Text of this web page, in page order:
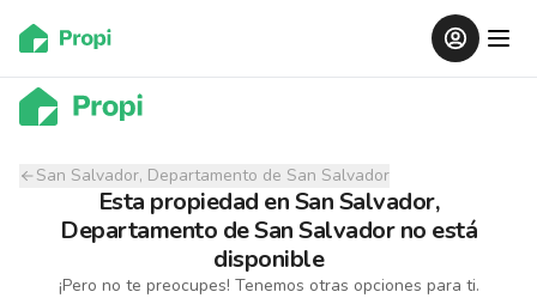
San Salvador, Departamento de San Salvador
Esta propiedad enSan Salvador,
Departamento de San Salvador no está
disponible
¡Pero no te preocupes! Tenemos otras opciones para ti.